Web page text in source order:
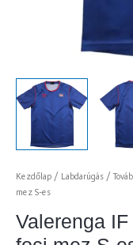
Kezdőlap / Labdarúgás /
mez S-es
Valerenga